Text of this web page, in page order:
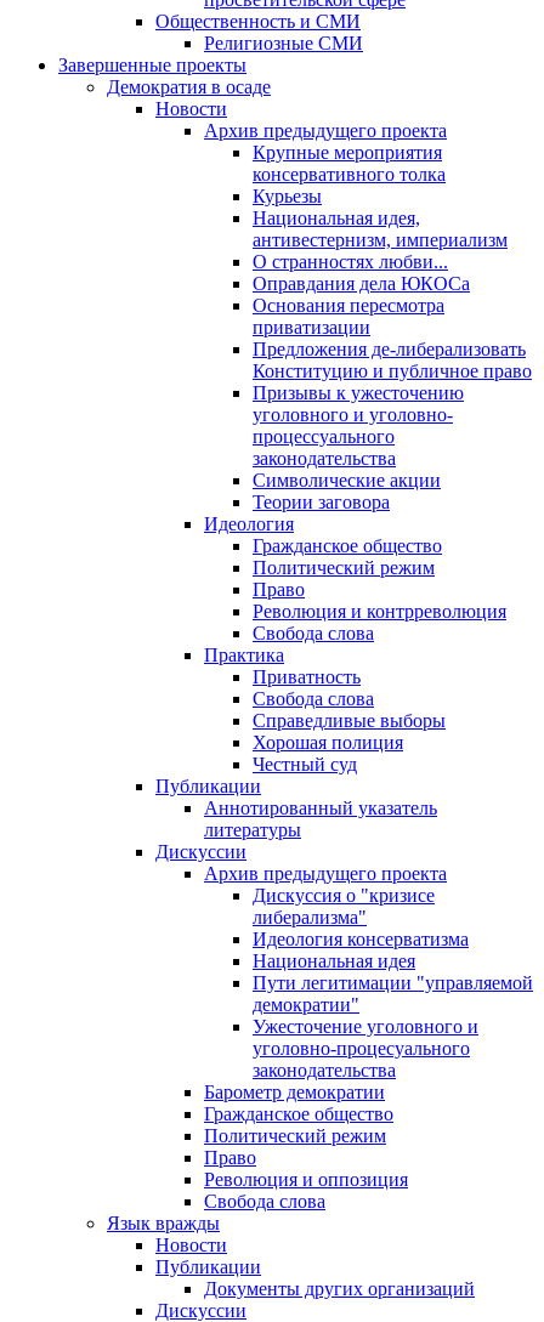
Общественность и СМИ
Религиозные СМИ
Завершенные проекты
Демократия в осаде
Новости
Архив предыдущего проекта
Крупные мероприятия
консервативного толка
Курьезы
Национальная идея,
антивестернизм, империализм
О странностях любви...
Оправдания дела ЮКОСа
Основания пересмотра
приватизации
Предложения де-либерализовать
Конституцию и публичное право
Призывы к ужесточению
уголовного и уголовно-
процессуального
законодательства
Символические акции
Теории заговора
Идеология
Гражданское общество
Политический режим
Право
Революция и контрреволюция
Свобода слова
Практика
Приватность
Свобода слова
Справедливые выборы
Хорошая полиция
Честный суд
Публикации
Аннотированный указатель
литературы
Дискуссии
Архив предыдущего проекта
Дискуссия о "кризисе
либерализма"
Идеология консерватизма
Национальная идея
Пути легитимации "управляемой
демократии"
Ужесточение уголовного и
уголовно-процесуального
законодательства
Барометр демократии
Гражданское общество
Политический режим
Право
Революция и оппозиция
Свобода слова
Язык вражды
Новости
Публикации
Документы других организаций
Дискуссии